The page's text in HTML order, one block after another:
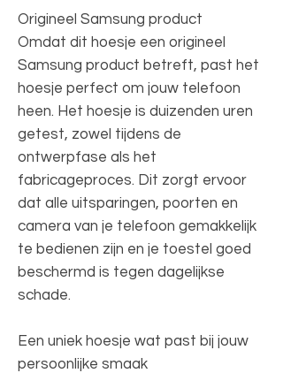
Origineel Samsung product
Omdat dit hoesje een origineel
Samsung product betreft, past het
hoesje perfect om jouw telefoon
heen. Het hoesje is duizenden uren
getest, zowel tijdens de
ontwerpfase als het
fabricageproces. Dit zorgt ervoor
dat alle uitsparingen, poorten en
camera van je telefoon gemakkelijk
te bedienen zijn en je toestel goed
beschermd is tegen dagelijkse
schade.
Een uniek hoesje wat past bij jouw
persoonlijke smaak